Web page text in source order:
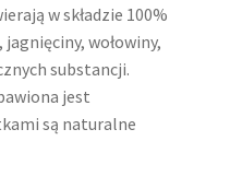
w składzie 100%
wołowiny,
substancji.
jest
są naturalne